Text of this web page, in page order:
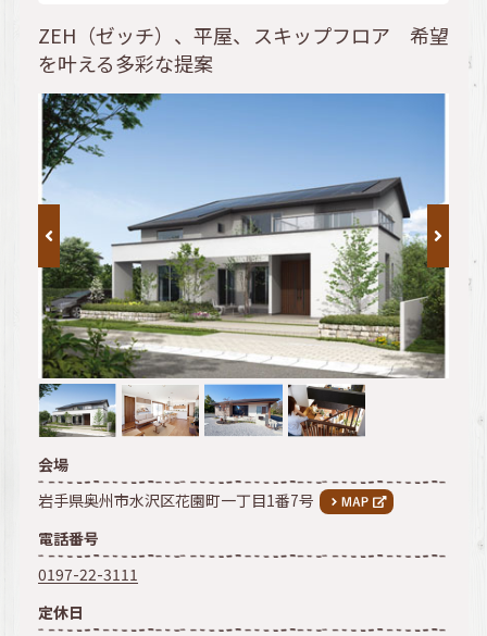
ZEH（ゼッチ）、平屋、スキップフロア 希望
を叶える多彩な提案
会場
岩手県奥州市水沢区花園町一丁目1番7号
電話番号
0197-22-3111
定休日